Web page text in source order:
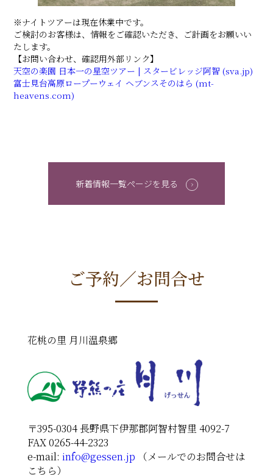
※ナイトツアーは現在休業中です。
ご検討のお客様は、情報をご確認いただき、ご計画をお願いい
たします。
【お問い合わせ、確認用外部リンク】
天空の楽園 日本一の星空ツアー | スタービレッジ阿智 (sva.jp)
富士見台高原ロープーウェイ ヘブンスそのはら (mt-
heavens.com)
新着情報一覧ページを見る
ご予約／お問合せ
花桃の里 月川温泉郷
〒395-0304 長野県下伊那郡阿智村智里 4092-7
FAX 0265-44-2323
e-mail: info@gessen.jp
（メールでのお問合せは
こちら）